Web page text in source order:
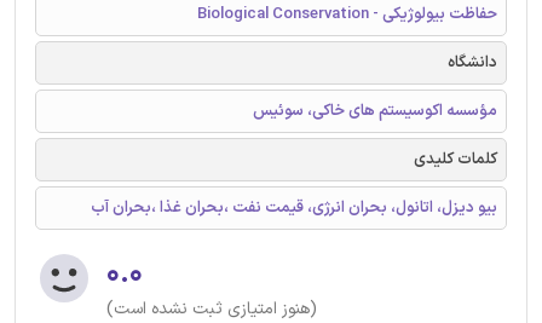
حفاظت بیولوژیکی - Biological Conservation
دانشگاه
مؤسسه اکوسیستم های خاکی، سوئیس
کلمات کلیدی
بیو دیزل، اتانول، بحران انرژی، قیمت نفت ،بحران غذا ،بحران آب
۰.۰
(هنوز امتیازی ثبت نشده است)